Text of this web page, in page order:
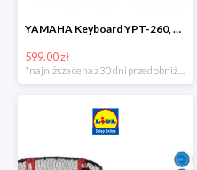
YAMAHA Keyboard YPT-260, 61 klawiszy
599.00 zł
*najniższa cena z 30 dni przed obniżką